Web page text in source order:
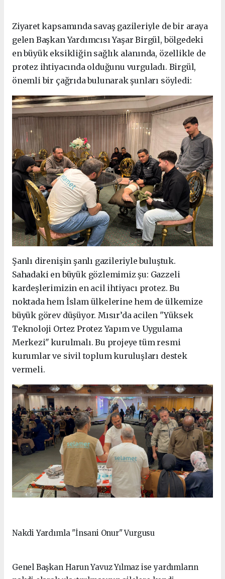
Ziyaret kapsamında savaş gazileriyle de bir araya
gelen Başkan Yardımcısı Yaşar Birgül, bölgedeki
en büyük eksikliğin sağlık alanında, özellikle de
protez ihtiyacında olduğunu vurguladı. Birgül,
önemli bir çağrıda bulunarak şunları söyledi:
Şanlı direnişin şanlı gazileriyle buluştuk.
Sahadaki en büyük gözlemimiz şu: Gazzeli
kardeşlerimizin en acil ihtiyacı protez. Bu
noktada hem İslam ülkelerine hem de ülkemize
büyük görev düşüyor. Mısır’da acilen "Yüksek
Teknoloji Ortez Protez Yapım ve Uygulama
Merkezi" kurulmalı. Bu projeye tüm resmi
kurumlar ve sivil toplum kuruluşları destek
vermeli.
Nakdi Yardımla "İnsani Onur" Vurgusu
Genel Başkan Harun Yavuz Yılmaz ise yardımların